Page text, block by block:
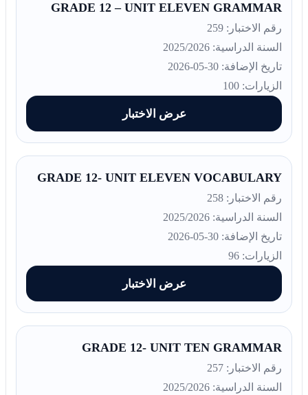
GRADE 12 – UNIT ELEVEN GRAMMAR
رقم الاختبار: 259
السنة الدراسية: 2025/2026
تاريخ الإضافة: 30-05-2026
الزيارات: 100
عرض الاختبار
GRADE 12- UNIT ELEVEN VOCABULARY
رقم الاختبار: 258
السنة الدراسية: 2025/2026
تاريخ الإضافة: 30-05-2026
الزيارات: 96
عرض الاختبار
GRADE 12- UNIT TEN GRAMMAR
رقم الاختبار: 257
السنة الدراسية: 2025/2026